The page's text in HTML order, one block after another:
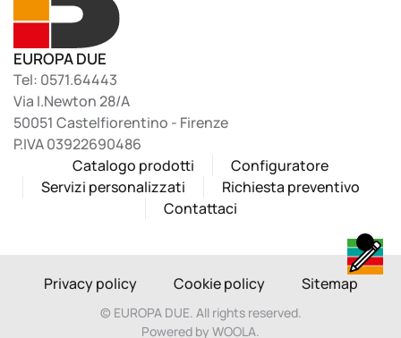
EUROPA DUE
Tel: 0571.64443
Via I.Newton 28/A
50051 Castelfiorentino - Firenze
P.IVA 03922690486
Catalogo prodotti
Configuratore
Servizi personalizzati
Richiesta preventivo
Contattaci
Privacy policy Cookie policy Sitemap
© EUROPA DUE. All rights reserved.
Powered by WOOLA.